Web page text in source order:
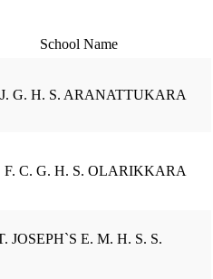
School Name
G. H. S. ARANATTUKARA
F. C. G. H. S. OLARIKKARA
JOSEPH`S E. M. H. S. S.